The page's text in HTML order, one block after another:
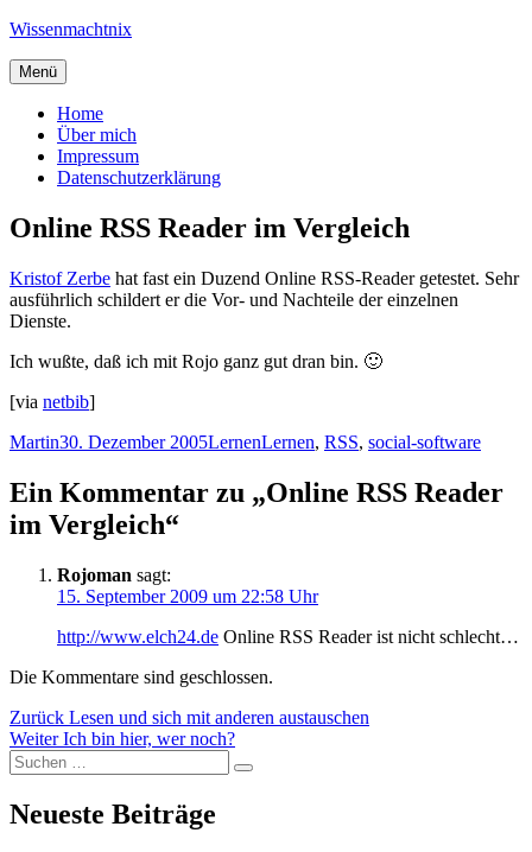
Zum
springen
Wissenmachtnix
Menü
Home
Über mich
Impressum
Datenschutzerklärung
Online RSS Reader im Vergleich
Kristof Zerbe hat fast ein Duzend Online RSS-Reader getestet. Sehr
ausführlich schildert er die Vor- und Nachteile der einzelnen
Dienste.
Ich wußte, daß ich mit Rojo ganz gut dran bin. 🙂
[via netbib]
Autor
MartinVeröffentlicht
30. Dezember 2005Kategorien
LernenSchlagwörter
Lernen, RSS, social-software
Ein Kommentar zu „Online RSS Reader
im Vergleich“
Rojoman sagt:
15. September 2009 um 22:58 Uhr
http://www.elch24.de Online RSS Reader ist nicht schlecht…
Die Kommentare sind geschlossen.
Beitragsnavigation
Zurück Vorheriger
Beitrag:
Lesen und sich mit anderen austauschen
Weiter Nächster
Beitrag:
Ich bin hier, wer noch?
Suchen
nach:
Suchen
Neueste Beiträge